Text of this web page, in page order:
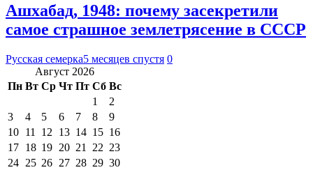
Ашхабад, 1948: почему засекретили
самое страшное землетрясение в СССР
Русская семерка5 месяцев спустя 0
Август 2026
Пн Вт Ср Чт Пт Сб Вс
1
2
3
4 5 6 7 8
9
10 11 12 13 14 15 16
17 18 19 20 21 22 23
24 25 26 27 28 29 30